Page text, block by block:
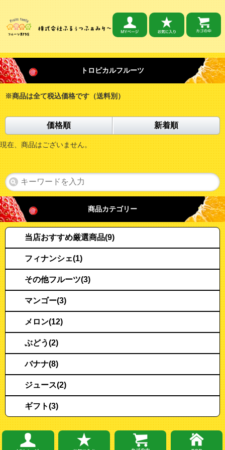
トロピカルフルーツ
※商品は全て税込価格です（送料別）
価格順 新着順
現在、商品はございません。
商品カテゴリー
当店おすすめ厳選商品(9)
フィナンシェ(1)
その他フルーツ(3)
マンゴー(3)
メロン(12)
ぶどう(2)
バナナ(8)
ジュース(2)
ギフト(3)